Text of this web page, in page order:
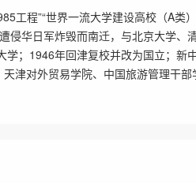
工程”“世界一流大学建设高校（A类
华日军炸毁而南迁，与北京大学、
；1946年回津复校并改为国立；新
津对外贸易学院、中国旅游管理干